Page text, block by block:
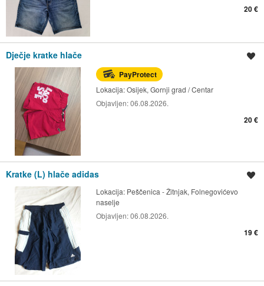
20 €
Dječje kratke hlače
PayProtect
Lokacija:Osijek, Gornji grad / Centar
Objavljen:06.08.2026.
20 €
Kratke (L) hlače adidas
Lokacija: Peščenica - Žitnjak, Folnegovićevo
naselje
Objavljen:06.08.2026.
19 €